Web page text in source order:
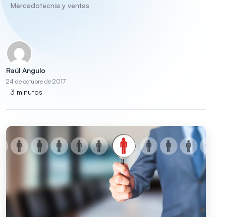
Mercadotecnia y ventas
Raúl Angulo
24 de octubre de 2017
3 minutos